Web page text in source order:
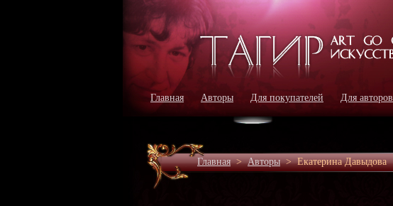
Главная Авторы Для покупателей Для авторов
Главная>Авторы>Екатерина Давыдова